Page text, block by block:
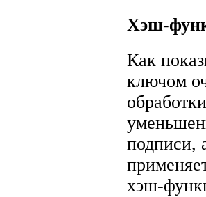
Хэш-
Как
ключом
подписи,
хэш-